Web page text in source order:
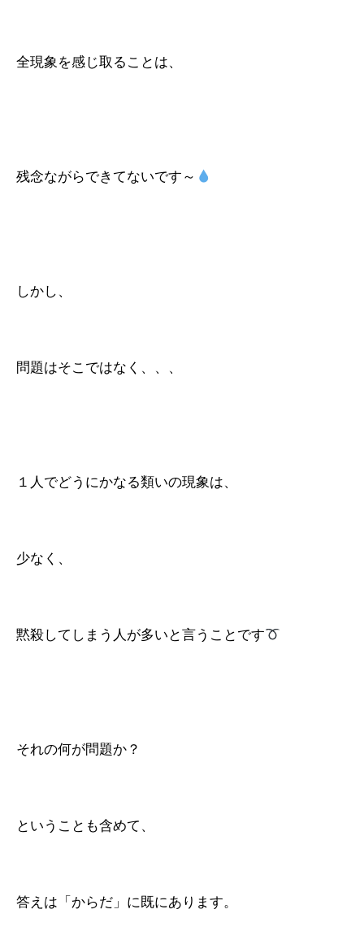
全現象を感じ取ることは、
残念ながらできてないです～
しかし、
問題はそこではなく、、、
１人でどうにかなる類いの現象は、
少なく、
黙殺してしまう人が多いと言うことです
それの何が問題か？
ということも含めて、
答えは「からだ」に既にあります。